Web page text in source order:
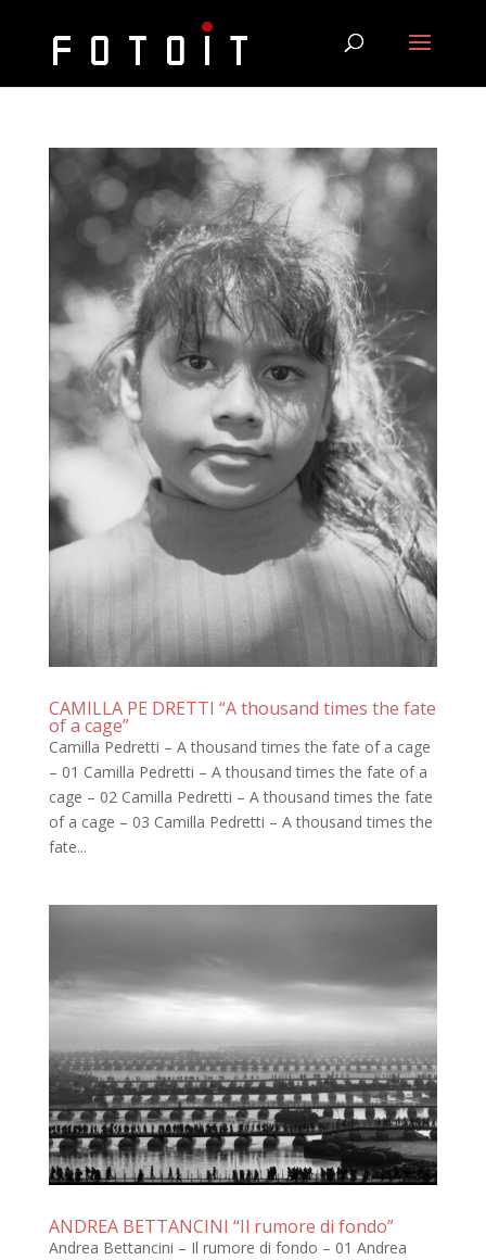
CAMILLA PE DRETTI “A thousand times the fate
of a cage”
Camilla Pedretti – A thousand times the fate of a cage
– 01 Camilla Pedretti – A thousand times the fate of a
cage – 02 Camilla Pedretti – A thousand times the fate
of a cage – 03 Camilla Pedretti – A thousand times the
fate...
ANDREA BETTANCINI “Il rumore di fondo”
Andrea Bettancini – Il rumore di fondo – 01 Andrea